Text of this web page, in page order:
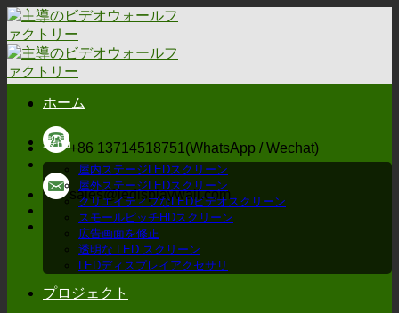
コ
ン
テ
ン
+86 13714518751(WhatsApp / Wechat)
sales@ledisplaywall.com
ホーム
製品
屋内ステージLEDスクリーン
屋外ステージLEDスクリーン
クリエイティブなLEDビデオスクリーン
スモールピッチHDスクリーン
広告画面を修正
透明な LED スクリーン
LEDディスプレイアクセサリ
プロジェクト